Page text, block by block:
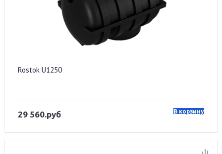
Rostok U1250
29 560.руб В корзину